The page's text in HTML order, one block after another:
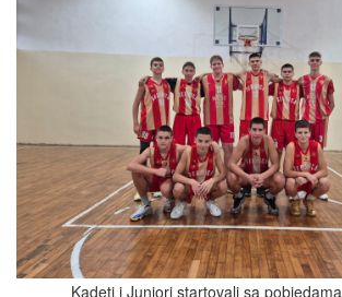
Kadeti i Juniori startovali sa pobjedama